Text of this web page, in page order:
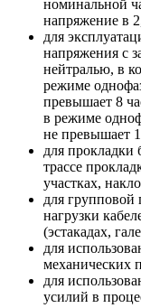
номинальной
напряжение в
для
напряжения с
нейтралью, в
режиме
превышает 8
в режиме
не превышает
для прокладки
трассе
участках,
для групповой
нагрузки
(эстакадах,
для
механических
для
усилий в